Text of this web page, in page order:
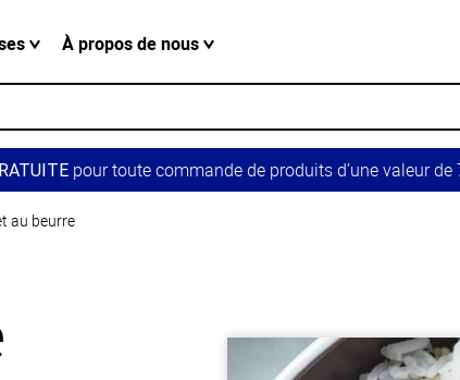
À propos de nous
pour toute commande de produits d’une valeur
au beurre